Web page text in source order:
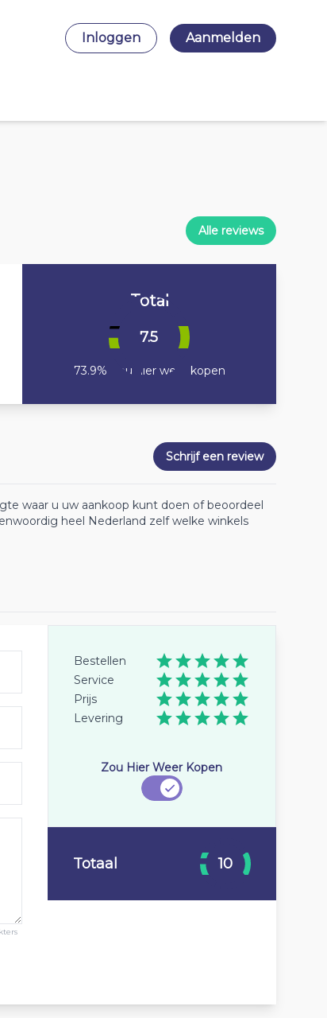
Inloggen Aanmelden
Alle reviews
Total
7.5
73.9% Zou hier weer kopen
Schrijf een review
waar u uw aankoop kunt doen of beoordeel
heel Nederland zelf welke winkels
Bestellen
Service
Prijs
Levering
Zou Hier Weer Kopen
Totaal 10